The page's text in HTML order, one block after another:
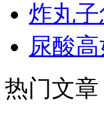
炸丸
尿酸
热门文章